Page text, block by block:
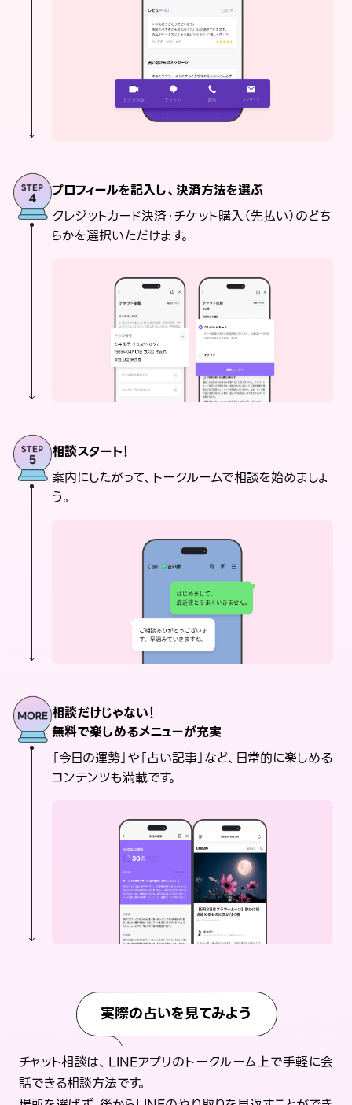
プロフィールを記入し、決済方法を選ぶ
クレジットカード決済・チケット購入（先払い）のどち
らかを選択いただけます。
相談スタート！
案内にしたがって、トークルームで相談を始めましょ
う。
相談だけじゃない！
無料で楽しめるメニューが充実
「今日の運勢」や「占い記事」など、日常的に楽しめる
コンテンツも満載です。
実際の占いを見てみよう
チャット相談は、LINEアプリのトークルーム上で手軽に会
話できる相談方法です。